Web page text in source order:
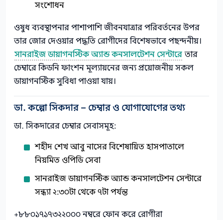
সংশোধন
ওষুধ ব্যবস্থাপনার পাশাপাশি জীবনযাত্রার পরিবর্তনের উপর
তার জোর দেওয়ার পদ্ধতি রোগীদের বিশেষভাবে পছন্দনীয়।
সানরাইজ ডায়াগনস্টিক অ্যান্ড কনসালটেশন সেন্টারে তার
চেম্বারে কিডনি ফাংশন মূল্যায়নের জন্য প্রয়োজনীয় সকল
ডায়াগনস্টিক সুবিধা পাওয়া যায়।
ডা. কল্পো সিকদার – চেম্বার ও যোগাযোগের তথ্য
ডা. সিকদারের চেম্বার সেবাসমূহ:
শহীদ শেখ আবু নাসের বিশেষায়িত হাসপাতালে
নিয়মিত ওপিডি সেবা
সানরাইজ ডায়াগনস্টিক অ্যান্ড কনসালটেশন সেন্টারে
সন্ধ্যা ২:৩০টা থেকে ৭টা পর্যন্ত
+৮৮০১৭১৭৩২২০০০ নম্বরে ফোন করে রোগীরা